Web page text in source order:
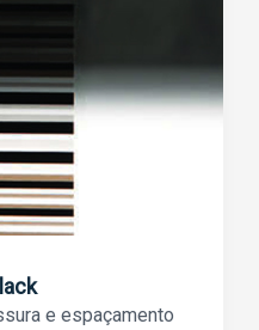
e espaçamento